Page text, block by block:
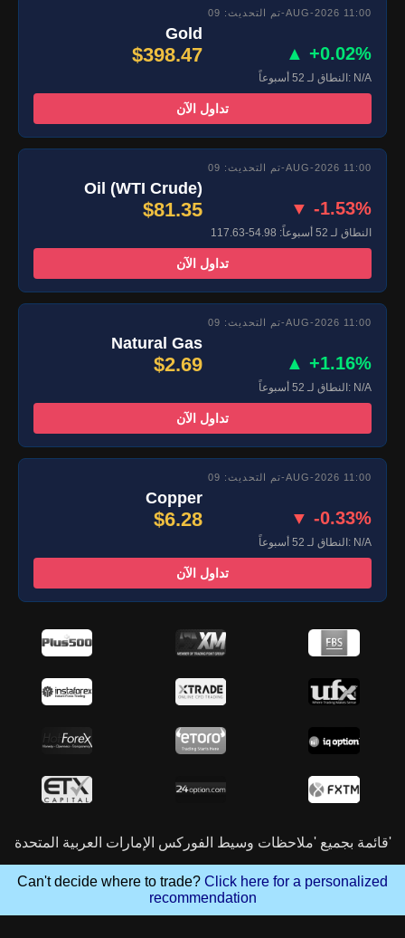
تم التحديث: 09-AUG-2026 11:00
Gold
$398.47 ▲ +0.02%
النطاق لـ 52 أسبوعاً: N/A
تداول الآن
تم التحديث: 09-AUG-2026 11:00
Oil (WTI Crude)
$81.35 ▼ -1.53%
النطاق لـ 52 أسبوعاً: 54.98-117.63
تداول الآن
تم التحديث: 09-AUG-2026 11:00
Natural Gas
$2.69 ▲ +1.16%
النطاق لـ 52 أسبوعاً: N/A
تداول الآن
تم التحديث: 09-AUG-2026 11:00
Copper
$6.28 ▼ -0.33%
النطاق لـ 52 أسبوعاً: N/A
تداول الآن
قائمة بجميع 'ملاحظات وسيط الفوركس الإمارات العربية المتحدة'
Can't decide where to trade? Click here for a personalized
recommendation